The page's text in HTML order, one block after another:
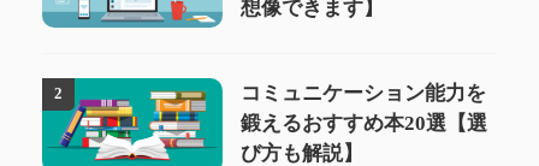
想像できます】
2
コミュニケーション能力を
鍛えるおすすめ本20選【選
び方も解説】